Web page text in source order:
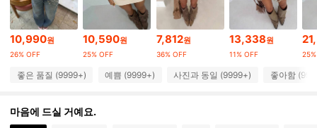
555K 팔로워
4.86 555K 팔로워
10,990원
26% OFF
10,590원
25% OFF
7,812원
36% OFF
13,338원
11% OFF
좋은 품질 (9999+) 예쁨 (9999+) 사진과 동일 (9999+) 좋아함
마음에 드실 거예요.